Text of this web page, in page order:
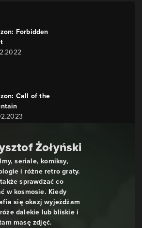
Żołyński
seriale, komiksy,
i różne retro graty.
sprawdzać co
w kosmosie. Kiedy
się okazj wyjeżdżam
dalekie lub bliskie i
masę zdjęć.
Forbidden
Call of the
Forbidden
- Burning